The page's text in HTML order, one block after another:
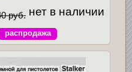
руб. нет в наличии
распродажа